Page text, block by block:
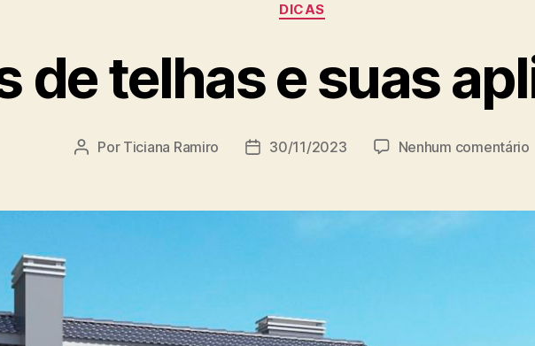
DICAS
de telhas e suas
Por Ticiana Ramiro 30/11/2023 Nenhum comentário